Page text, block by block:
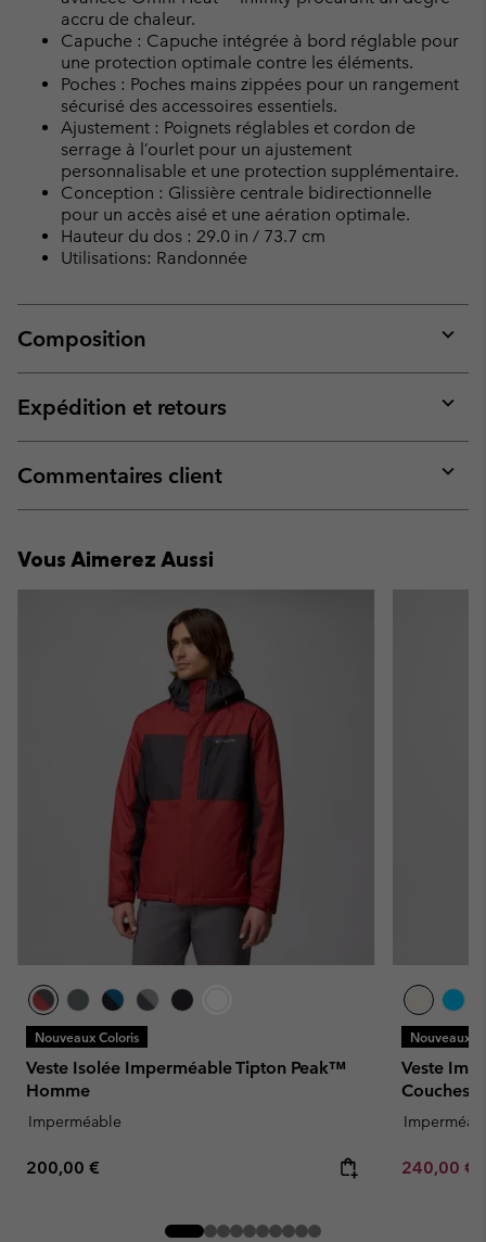
accru de chaleur.
Capuche : Capuche intégrée à bord réglable pour
une protection optimale contre les éléments.
Poches : Poches mains zippées pour un rangement
sécurisé des accessoires essentiels.
Ajustement : Poignets réglables et cordon de
serrage à l’ourlet pour un ajustement
personnalisable et une protection supplémentaire.
Conception : Glissière centrale bidirectionnelle
pour un accès aisé et une aération optimale.
Hauteur du dos : 29.0 in / 73.7 cm
Utilisations: Randonnée
Composition
or
Expédition et retours
or
Commentaires client
or
Vous Aimerez Aussi
Nouveaux Coloris
Veste Isolée Imperméable Tipton Peak™
Homme
Imperméable
Regular price:
200,00 €
Nouveaux
Veste
Couches
Minimum
240,00 €